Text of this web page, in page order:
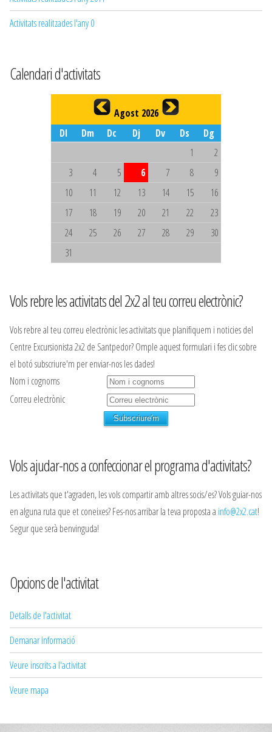
Activitats realitzades l'any 0
Calendari d'activitats
Agost 2026
Dl
Dm Dc Dj Dv Ds
Dg
1
2
3
4 5 6 7 8
9
10
11 12 13 14 15
16
17
18 19 20 21 22
23
24
25 26 27 28 29
30
31
Vols rebre les activitats del 2x2 al teu correu electrònic?
Vols rebre al teu correu electrònic les activitats que planifiquem i noticies del
Centre Excursionista 2x2 de Santpedor? Omple aquest formulari i fes clic sobre
el botó subscriure'm per enviar-nos les dades!
Nom i cognoms
Correu electrònic
Vols ajudar-nos a confeccionar el programa d'activitats?
Les activitats que t'agraden, les vols compartir amb altres socis/es? Vols guiar-nos
en alguna ruta que et coneixes? Fes-nos arribar la teva proposta a info@2x2.cat!
Segur que serà benvinguda!
Opcions de l'activitat
Detalls de l'activitat
Demanar informació
Veure inscrits a l'activitat
Veure mapa